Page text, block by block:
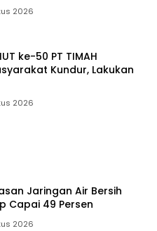
2026
ke-50 PT TIMAH
Kundur, Lakukan
2026
Jaringan Air Bersih
Capai 49 Persen
2026